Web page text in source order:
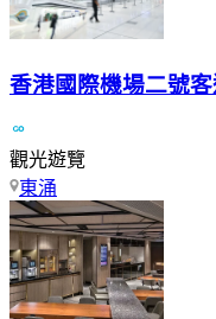
香港國際機場二號
觀光遊覽
東涌